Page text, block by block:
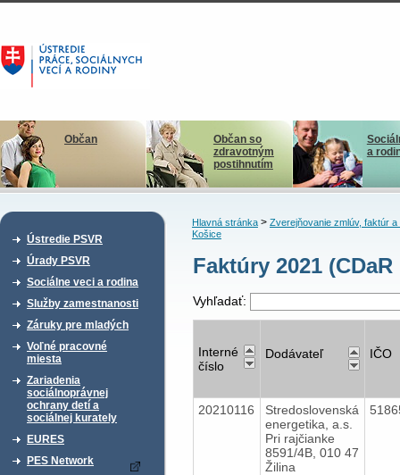
Občan
Občan so
zdravotným
postihnutím
a
Ústredie PSVR
Úrady PSVR
Sociálne veci a rodina
Služby zamestnanosti
Záruky pre mladých
Voľné pracovné
miesta
Zariadenia
sociálnoprávnej
ochrany detí a
sociálnej kurately
EURES
PES Network
Hlavná stránka> Zverejňovanie zmlúv, faktúr a
Košice
Faktúry 2021
Vyhľadať:
Interné
číslo
Dodávateľ IČO
20210116
Stredoslovenská
energetika, a.s.
Pri rajčianke
8591/4B, 010 47
Žilina